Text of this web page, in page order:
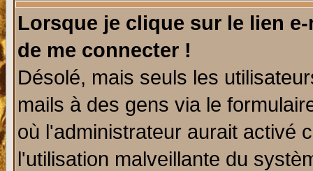
Lorsque je clique sur le lien
de me connecter !
Désolé, mais seuls les
mails à des gens via le
où l'administrateur aurait activé
l'utilisation malveillante du